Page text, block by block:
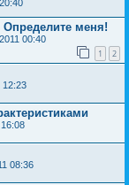
Определите меня!
00:40
1 2
12:23
08:36